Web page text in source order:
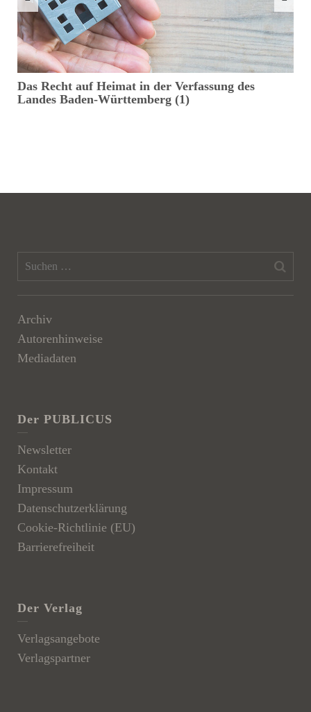
Das Recht auf Heimat in der Verfassung des
Landes Baden-Württemberg (1)
Archiv
Autorenhinweise
Mediadaten
Der PUBLICUS
Newsletter
Kontakt
Impressum
Datenschutzerklärung
Cookie-Richtlinie (EU)
Barrierefreiheit
Der Verlag
Verlagsangebote
Verlagspartner